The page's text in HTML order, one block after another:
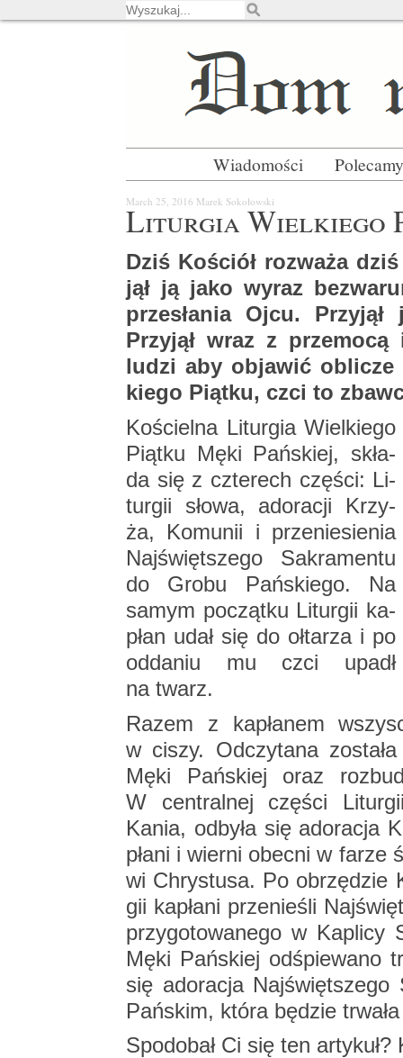
Wiadomości Polecamy
March 25, 2016 Marek So­ko­łow­ski
Li­tur­gia Wiel­kie­go
Dziś Ko­ściół roz­wa­ża
jął ją jako wyraz
prze­sła­nia Ojcu.
Przy­jął wraz z
ludzi aby ob­ja­wić
kie­go Piąt­ku, czci to
Ko­ściel­na Li­tur­gia Wiel­kie­go
Piąt­ku Męki Pań­skiej, skła­
da się z czte­rech czę­ści: Li­
tur­gii słowa, ad­o­ra­cji Krzy­
ża, Ko­mu­nii i prze­nie­sie­nia
Naj­święt­sze­go Sa­kra­men­tu
do Grobu Pań­skie­go. Na
samym po­cząt­ku Li­tur­gii ka­
płan udał się do oł­ta­rza i po
od­da­niu mu czci upadł
na twarz.
Razem z ka­pła­nem
w ciszy. Od­czy­ta­na
Męki Pań­skiej oraz
W cen­tral­nej czę­ści
Kania, od­by­ła się ad­o­ra­cja
pła­ni i wier­ni obec­ni w
wi Chry­stu­sa. Po ob­rzę­dzie
gii ka­pła­ni prze­nie­śli
przy­go­to­wa­ne­go w Ka­pli­cy
Męki Pań­skiej od­śpie­wa­no
się ad­o­ra­cja
Pań­skim, która bę­dzie
Spodo­bał Ci się ten